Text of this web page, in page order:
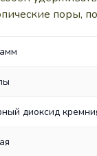
поры,
диоксид